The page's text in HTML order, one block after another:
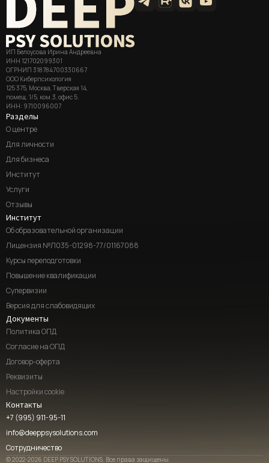
ИП Белоусова Ирина Андреевна
ИНН 121702099301
ОГРНИП 318784700330667
ООО Киберпсихология
125 375, Москва, Тверская 14,
помещ. 1/5, ком.3, офис 5.
ИНН: 9710096007
Разделы
О центре
Для личности
Для бизнеса
Институт
Услуги
Отзывы
Институт
Об образовательной организации
Лицензия №Л035-01298-77/01167088
Курсы переподготовки
Повышение квалификации
Супервизии
Версия для слабовидящих
Документы
Политика ОПД
Согласие на ОПД
Договор-оферта
Реквизиты
Настройки cookie
Контакты
+7 (995) 911-95-11
info@deeppsysolutions.com
Сотрудничество
© 2022-2026 DEEP PSY SOLUTIONS. Все права защищены.